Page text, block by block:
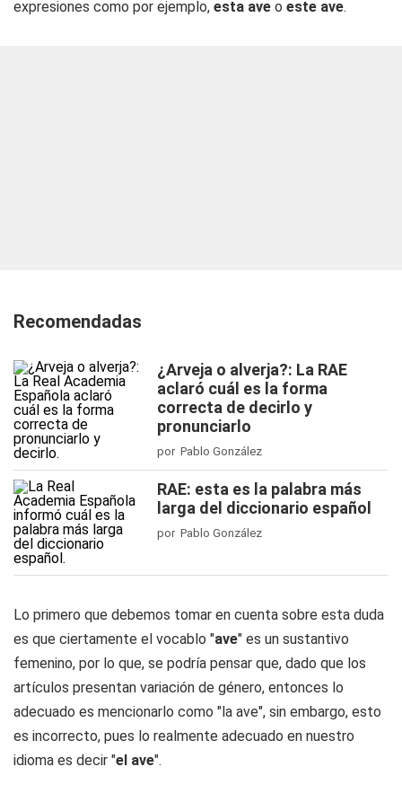
expresiones como por ejemplo, esta ave o este ave.
Recomendadas
¿Arveja o alverja?: La RAE
aclaró cuál es la forma
correcta de decirlo y
pronunciarlo
por Pablo González
RAE: esta es la palabra más
larga del diccionario español
por Pablo González
Lo primero que debemos tomar en cuenta sobre esta duda
es que ciertamente el vocablo "ave" es un sustantivo
femenino, por lo que, se podría pensar que, dado que los
artículos presentan variación de género, entonces lo
adecuado es mencionarlo como "la ave", sin embargo, esto
es incorrecto, pues lo realmente adecuado en nuestro
idioma es decir "el ave".